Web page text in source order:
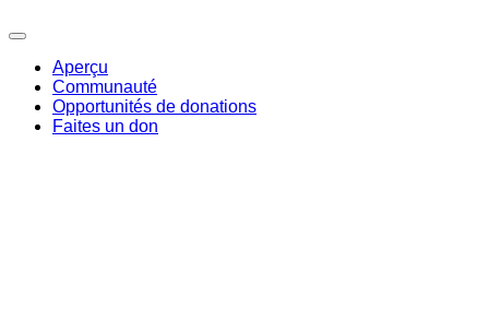
Aperçu
Communauté
Opportunités de donations
Faites un don